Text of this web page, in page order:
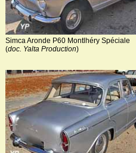
Simca Aronde P60 Montlhéry Spéciale
(doc. Yalta Production)